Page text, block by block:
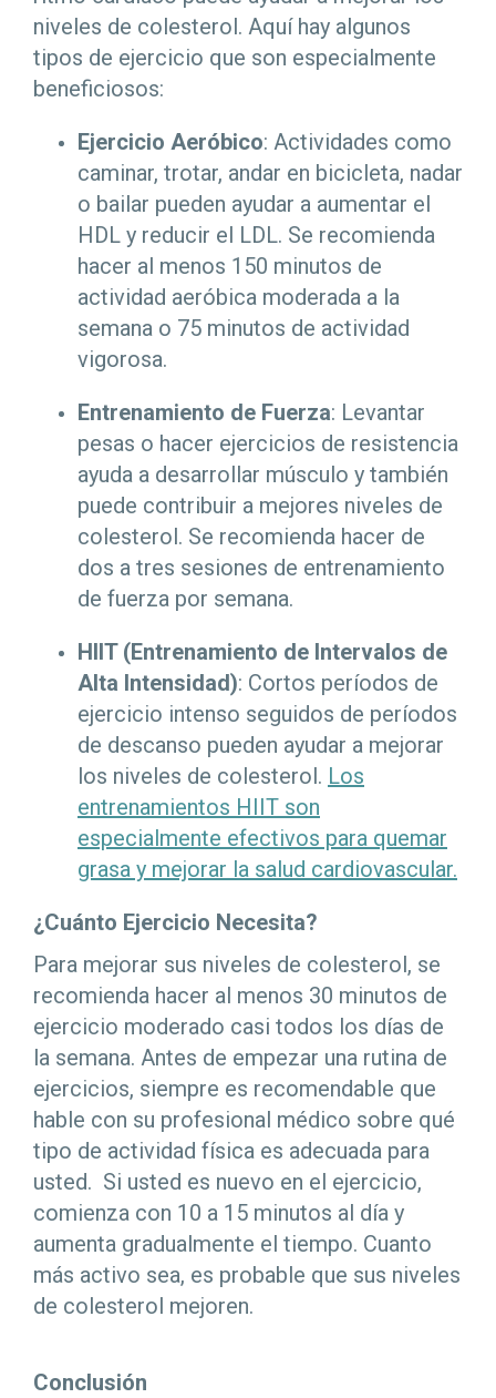
niveles de colesterol. Aquí hay algunos
tipos de ejercicio que son especialmente
beneficiosos:
Ejercicio Aeróbico: Actividades como
caminar, trotar, andar en bicicleta, nadar
o bailar pueden ayudar a aumentar el
HDL y reducir el LDL. Se recomienda
hacer al menos 150 minutos de
actividad aeróbica moderada a la
semana o 75 minutos de actividad
vigorosa.
Entrenamiento de Fuerza: Levantar
pesas o hacer ejercicios de resistencia
ayuda a desarrollar músculo y también
puede contribuir a mejores niveles de
colesterol. Se recomienda hacer de
dos a tres sesiones de entrenamiento
de fuerza por semana.
HIIT (Entrenamiento de Intervalos de
Alta Intensidad): Cortos períodos de
ejercicio intenso seguidos de períodos
de descanso pueden ayudar a mejorar
los niveles de colesterol. Los
entrenamientos HIIT son
especialmente efectivos para quemar
grasa y mejorar la salud cardiovascular.
¿Cuánto Ejercicio Necesita?
Para mejorar sus niveles de colesterol, se
recomienda hacer al menos 30 minutos de
ejercicio moderado casi todos los días de
la semana. Antes de empezar una rutina de
ejercicios, siempre es recomendable que
hable con su profesional médico sobre qué
tipo de actividad física es adecuada para
usted. Si usted es nuevo en el ejercicio,
comienza con 10 a 15 minutos al día y
aumenta gradualmente el tiempo. Cuanto
más activo sea, es probable que sus niveles
de colesterol mejoren.
Conclusión